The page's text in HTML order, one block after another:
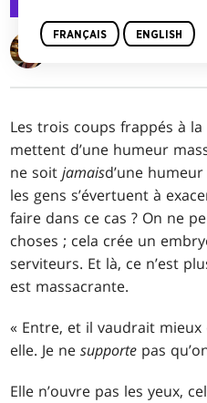
K. Arsenault Rivera
Les trois coups frappés à
mettent d’une humeur
ne soitjamaisd’une
les gens s’évertuent à
faire dans ce cas ? On ne
choses ; cela crée un
serviteurs. Et là, ce n’est
est massacrante.
« Entre, et il vaudrait
elle. Je nesupporte pas
Elle n’ouvre pas les yeux,
FRANÇAIS ENGLISH